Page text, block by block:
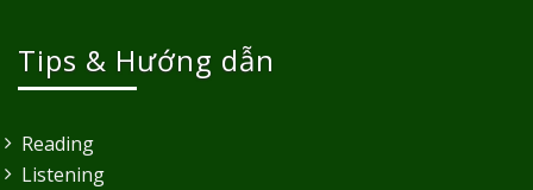
Tips & Hướng dẫn
Reading
Listening